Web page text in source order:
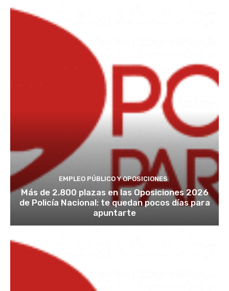
EMPLEO PÚBLICO Y OPOSICIONES
Más de 2.800 plazas en las Oposiciones 2026
de Policía Nacional: te quedan pocos días para
apuntarte